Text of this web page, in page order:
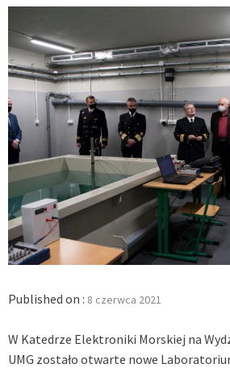
Published on : 8 czerwca 2021
W Katedrze Elektroniki Morskiej na
UMG zostało otwarte nowe